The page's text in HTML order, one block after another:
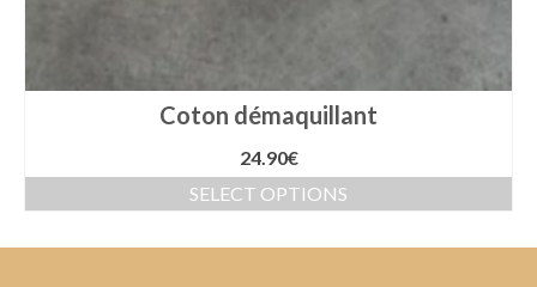
Coton démaquillant
24.90€
SELECT OPTIONS